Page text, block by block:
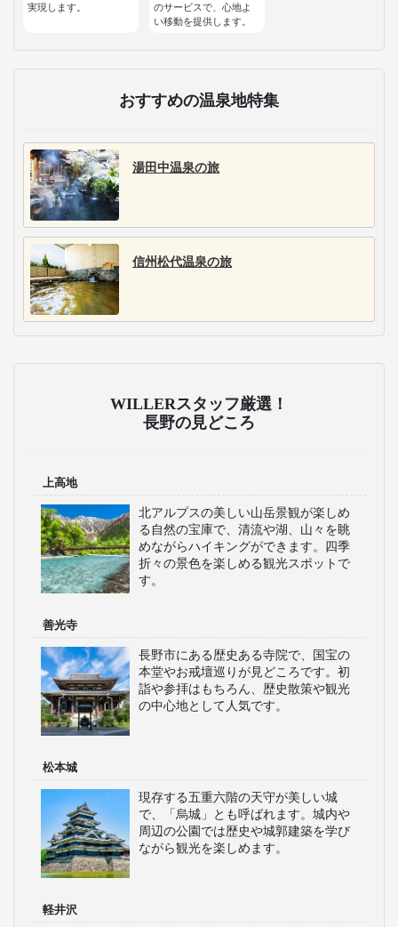
実現します。
のサービスで、心地よ
い移動を提供します。
おすすめの温泉地特集
湯田中温泉の旅
信州松代温泉の旅
WILLERスタッフ厳選！
長野の見どころ
上高地
北アルプスの美しい山岳景観が楽しめ
る自然の宝庫で、清流や湖、山々を眺
めながらハイキングができます。四季
折々の景色を楽しめる観光スポットで
す。
善光寺
長野市にある歴史ある寺院で、国宝の
本堂やお戒壇巡りが見どころです。初
詣や参拝はもちろん、歴史散策や観光
の中心地として人気です。
松本城
現存する五重六階の天守が美しい城
で、「烏城」とも呼ばれます。城内や
周辺の公園では歴史や城郭建築を学び
ながら観光を楽しめます。
軽井沢